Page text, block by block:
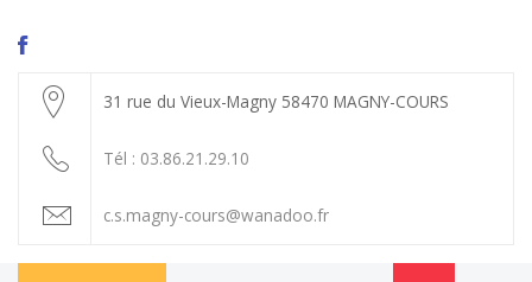
31 rue du Vieux-Magny 58470 MAGNY-COURS
Tél : 03.86.21.29.10
c.s.magny-cours@wanadoo.fr